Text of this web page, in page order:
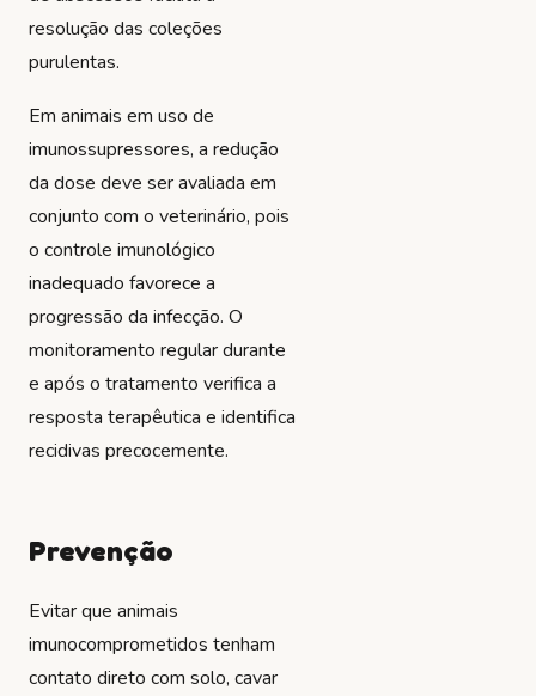
resolução das coleções
purulentas.
Em animais em uso de
imunossupressores, a redução
da dose deve ser avaliada em
conjunto com o veterinário, pois
o controle imunológico
inadequado favorece a
progressão da infecção. O
monitoramento regular durante
e após o tratamento verifica a
resposta terapêutica e identifica
recidivas precocemente.
Prevenção
Evitar que animais
imunocomprometidos tenham
contato direto com solo, cavar